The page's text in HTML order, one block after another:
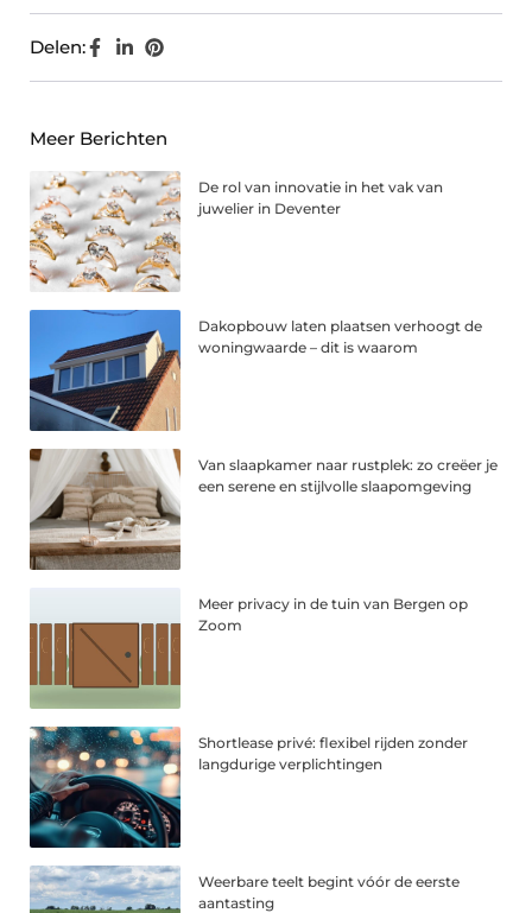
Delen:
Meer Berichten
De rol van innovatie in het vak van
juwelier in Deventer
Dakopbouw laten plaatsen verhoogt de
woningwaarde – dit is waarom
Van slaapkamer naar rustplek: zo creëer je
een serene en stijlvolle slaapomgeving
Meer privacy in de tuin van Bergen op
Zoom
Shortlease privé: flexibel rijden zonder
langdurige verplichtingen
Weerbare teelt begint vóór de eerste
aantasting